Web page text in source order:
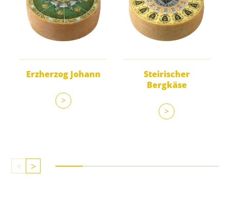
Erzherzog Johann
>
Steirischer
Bergkäse
>
< >